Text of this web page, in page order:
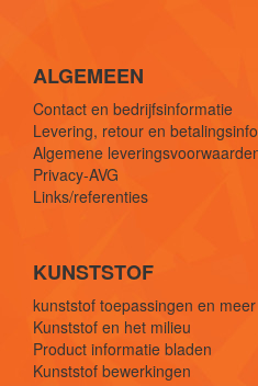
ALGEMEEN
Contact en bedrijfsinformatie
Levering, retour en
Algemene
Privacy-AVG
Links/referenties
KUNSTSTOF
kunststof toepassingen en meer
Kunststof en het milieu
Product informatie bladen
Kunststof bewerkingen